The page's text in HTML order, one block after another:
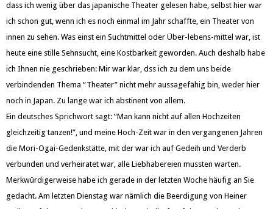
dass ich wenig über das japanische Theater gelesen habe, selbst hier war
ich schon gut, wenn ich es noch einmal im Jahr schaffte, ein Theater von
innen zu sehen. Was einst ein Suchtmittel oder Über-lebens-mittel war, ist
heute eine stille Sehnsucht, eine Kostbarkeit geworden. Auch deshalb habe
ich Ihnen nie geschrieben: Mir war klar, dss ich zu dem uns beide
verbindenden Thema “Theater” nicht mehr aussagefähig bin, weder hier
noch in Japan. Zu lange war ich abstinent von allem.
Ein deutsches Sprichwort sagt: “Man kann nicht auf allen Hochzeiten
gleichzeitig tanzen!”, und meine Hoch-Zeit war in den vergangenen Jahren
die Mori-Ogai-Gedenkstätte, mit der war ich auf Gedeih und Verderb
verbunden und verheiratet war, alle Liebhabereien mussten warten.
Merkwürdigerweise habe ich gerade in der letzten Woche häufig an Sie
gedacht. Am letzten Dienstag war nämlich die Beerdigung von Heiner